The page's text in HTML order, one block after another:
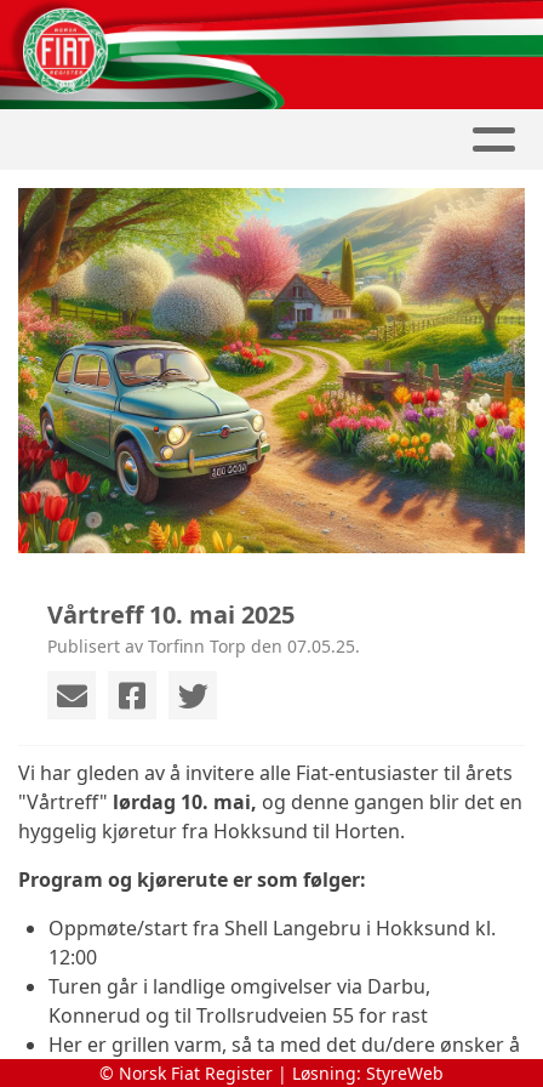
Vårtreff 10. mai 2025
Publisert av Torfinn Torp den 07.05.25.
Vi har gleden av å invitere alle Fiat-entusiaster til årets
"Vårtreff" lørdag 10. mai, og denne gangen blir det en
hyggelig kjøretur fra Hokksund til Horten.
Program og kjørerute er som følger:
Oppmøte/start fra Shell Langebru i Hokksund kl.
12:00
Turen går i landlige omgivelser via Darbu,
Konnerud og til Trollsrudveien 55 for rast
Her er grillen varm, så ta med det du/dere ønsker å
© Norsk Fiat Register | Løsning: StyreWeb